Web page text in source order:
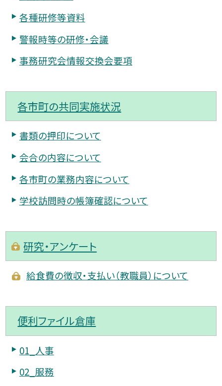
各種研修等資料
警報時等の研修・会議
事務研究会情報交換会要項
各市町の共同実施状況
書類の押印について
会合の内容について
各市町の業務内容について
学校訪問時の帳簿確認について
研究・アンケート
給食費の徴収・支払い（教職員）について
便利ファイル倉庫
01_人事
02_服務